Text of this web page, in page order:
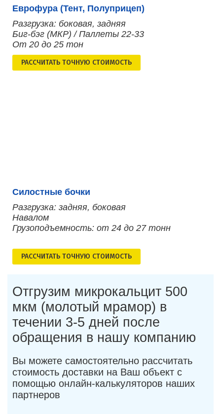
Еврофура (Тент, Полуприцеп)
Разгрузка: боковая, задняя
Биг-бэг (МКР) / Паллеты 22-33
От 20 до 25 тон
РАСCЧИТАТЬ ТОЧНУЮ СТОИМОСТЬ
Силостные бочки
Разгрузка: задняя, боковая
Навалом
Грузоподъемность: от 24 до 27 тонн
РАСCЧИТАТЬ ТОЧНУЮ СТОИМОСТЬ
Отгрузим микрокальцит 500
мкм (молотый мрамор) в
течении 3-5 дней после
обращения в нашу компанию
Вы можете самостоятельно рассчитать
стоимость доставки на Ваш объект с
помощью онлайн-калькуляторов наших
партнеров